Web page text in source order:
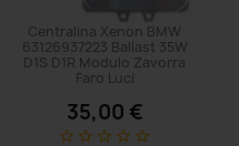
Centralina Xenon BMW
63126937223 Ballast 35W
D1S D1R Modulo Zavorra
Faro Luci
35,00 €
star_border star_border star_border star_border star_border